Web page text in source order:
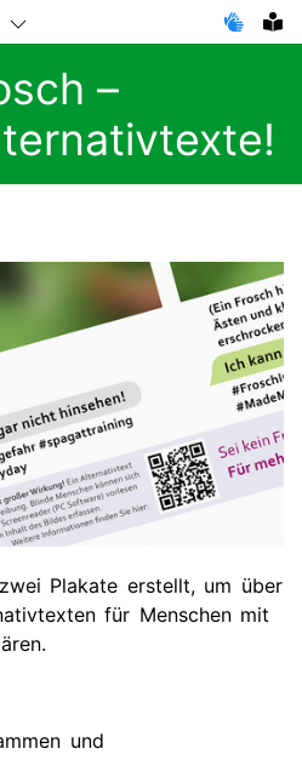
–
Plakate erstellt, um über
für Menschen mit
und